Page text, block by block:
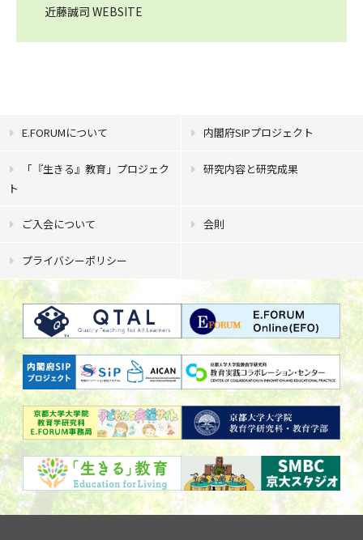
近藤誠司 WEBSITE
E.FORUMについて 内閣府SIPプロジェクト
「『生きる』教育」プロジェク
ト
研究内容と研究成果
ご入会について 会則
プライバシーポリシー